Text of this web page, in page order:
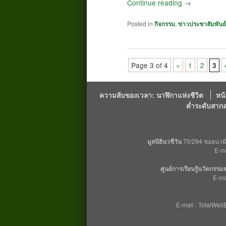
Continue reading →
Posted in กิจกรรม, ข่าวประชาสัมพันธ์
Page 3 of 4 « 1 2 3
ความลับของเวลา: นาฬิกาแห่งชีวิต
หน้
ต่ำระดับสาก
มูลนิธินวชีวัน70/294 ซอยนว
E-
ศูนย์การเรียนรู้นวัตกรร
E-
E-mail :